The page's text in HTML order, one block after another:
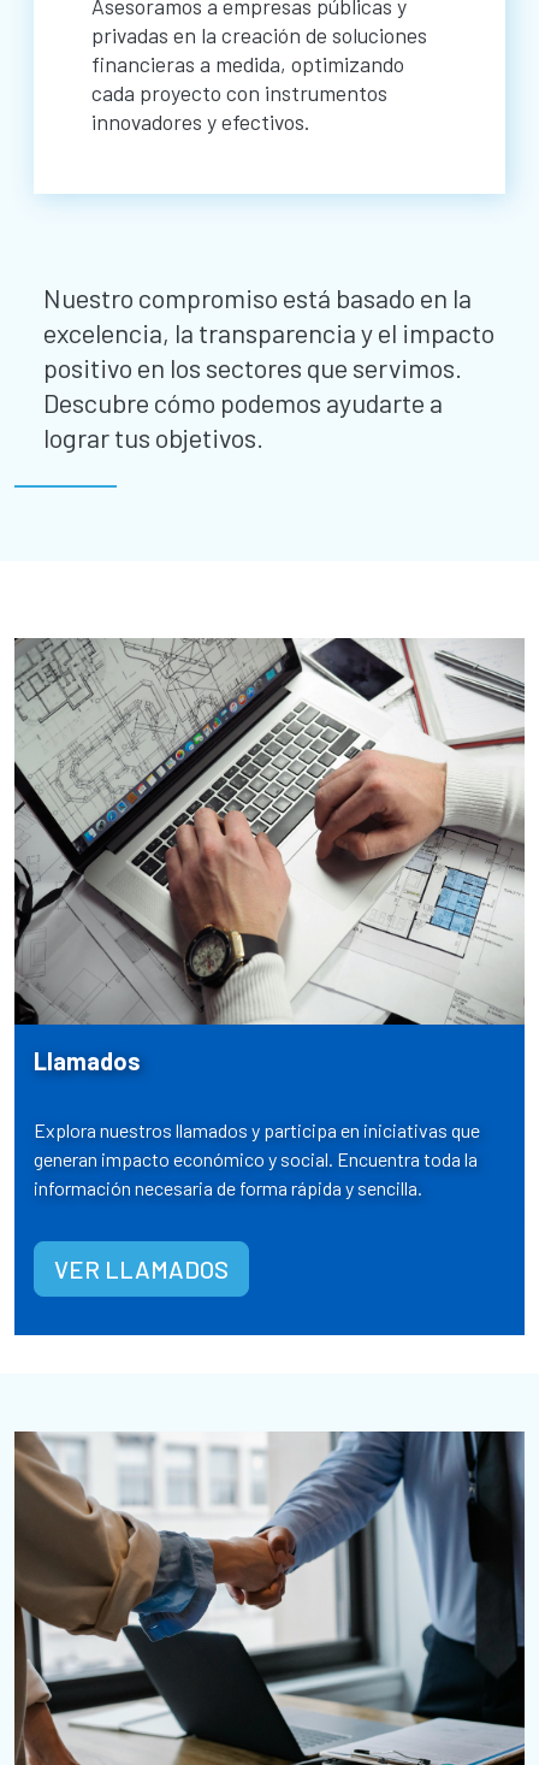
Asesoramos a empresas públicas y
privadas en la creación de soluciones
financieras a medida, optimizando
cada proyecto con instrumentos
innovadores y efectivos.
Nuestro compromiso está basado en la
excelencia, la transparencia y el impacto
positivo en los sectores que servimos.
Descubre cómo podemos ayudarte a
lograr tus objetivos.
Llamados
Explora nuestros llamados y participa en iniciativas que
generan impacto económico y social. Encuentra toda la
información necesaria de forma rápida y sencilla.
VER LLAMADOS